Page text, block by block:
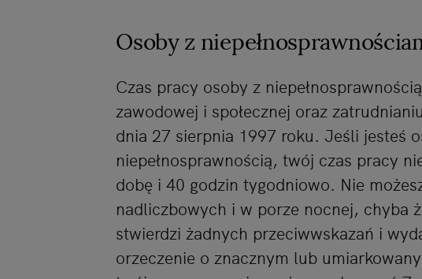
Osoby z
Czas pracy osoby z
zawodowej i społecznej oraz
dnia 27 sierpnia 1997 roku. Jeśli jesteś
niepełnosprawnością, twój czas pracy
dobę i 40 godzin tygodniowo. Nie
nadliczbowych i w porze nocnej, chyba
stwierdzi żadnych przeciwwskazań i
orzeczenie o znacznym lub